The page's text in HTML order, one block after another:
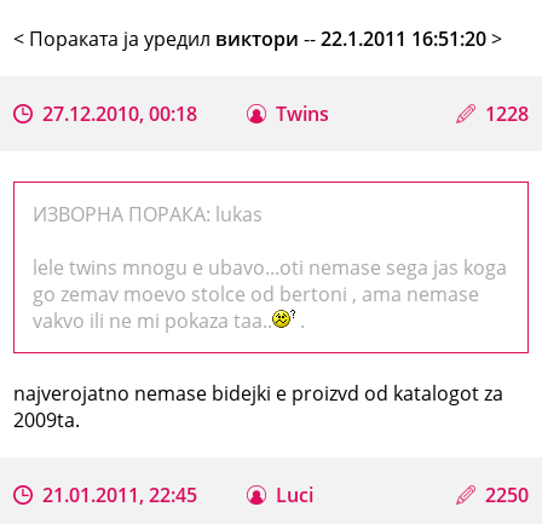
< Поракaта ја уредил виктори --22.1.2011 16:51:20>
27.12.2010, 00:18 Twins 1228
ИЗВОРНА ПОРАКА: lukas
lele twins mnogu e ubavo...oti nemase sega jas koga
go zemav moevo stolce od bertoni , ama nemase
vakvo ili ne mi pokaza taa..
.
najverojatno nemase bidejki e proizvd od katalogot za
2009ta.
21.01.2011, 22:45 Luci 2250